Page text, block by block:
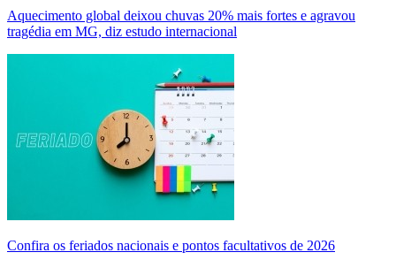
Aquecimento global deixou chuvas 20% mais fortes e agravou
tragédia em MG, diz estudo internacional
Confira os feriados nacionais e pontos facultativos de 2026